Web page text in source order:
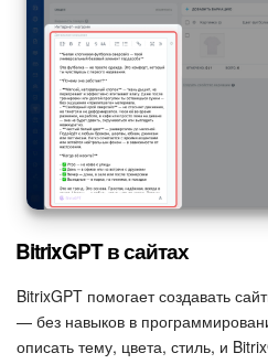
BitrixGPT в сайтах
BitrixGPT помогает создавать
— без навыков в
описать тему, цвета, стиль, и